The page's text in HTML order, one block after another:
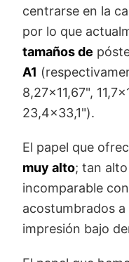
centrarse en la
por lo que
tamaños de
A1
8,27x11,67",
23,4x33,1").
El papel que
muy alto; tan
incomparable
acostumbrados
impresión bajo